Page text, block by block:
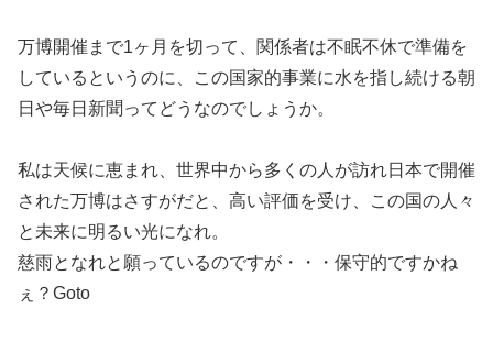
万博開催まで1ヶ月を切って、関係者は不眠不休で準備を
しているというのに、この国家的事業に水を指し続ける朝
日や毎日新聞ってどうなのでしょうか。
私は天候に恵まれ、世界中から多くの人が訪れ日本で開催
された万博はさすがだと、高い評価を受け、この国の人々
と未来に明るい光になれ。
慈雨となれと願っているのですが・・・保守的ですかね
ぇ？Goto